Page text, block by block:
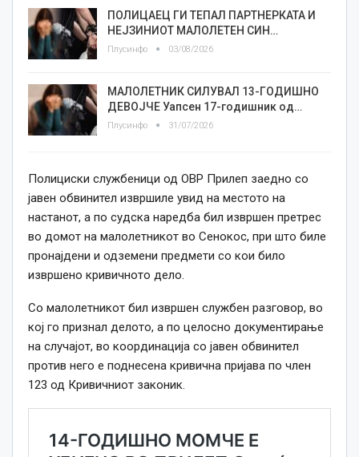
ПОЛИЦАЕЦ ГИ ТЕПАЛ ПАРТНЕРКАТА И
НЕЈЗИНИОТ МАЛОЛЕТЕН СИН…
Плусинфо 03/08/2026
МАЛОЛЕТНИК СИЛУВАЛ 13-ГОДИШНО
ДЕВОЈЧЕ Уапсен 17-годишник од…
Плусинфо 31/07/2026
Полициски службеници од ОВР Прилеп заедно со
јавен обвинител извршиле увид на местото на
настанот, а по судска наредба бил извршен претрес
во домот на малолетникот во Сенокос, при што биле
пронајдени и одземени предмети со кои било
извршено кривичното дело.
Со малолетникот бил извршен службен разговор, во
кој го признал делото, а по целосно документирање
на случајот, во координација со јавен обвинител
против него е поднесена кривична пријава по член
123 од Кривичниот законик.